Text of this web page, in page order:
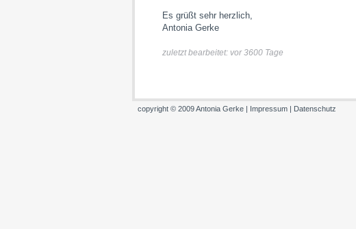
Es grüßt sehr herzlich,
Antonia Gerke
zuletzt bearbeitet: vor 3600 Tage
copyright © 2009 Antonia Gerke | Impressum | Datenschutz